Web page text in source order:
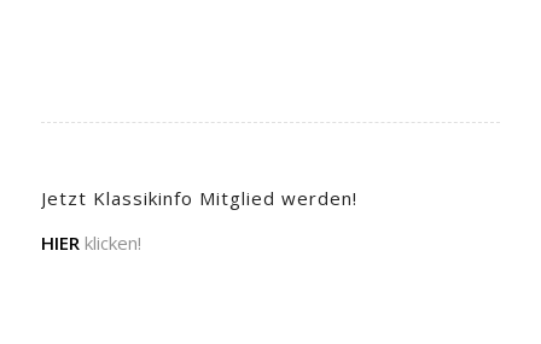
Jetzt Klassikinfo Mitglied werden!
HIER klicken!